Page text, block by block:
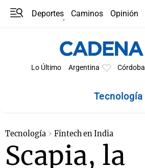
Deportes Caminos
Opinión
Lo Último Argentina Córdoba
Tecnología
Tecnología Fintech en India
Scapia, la